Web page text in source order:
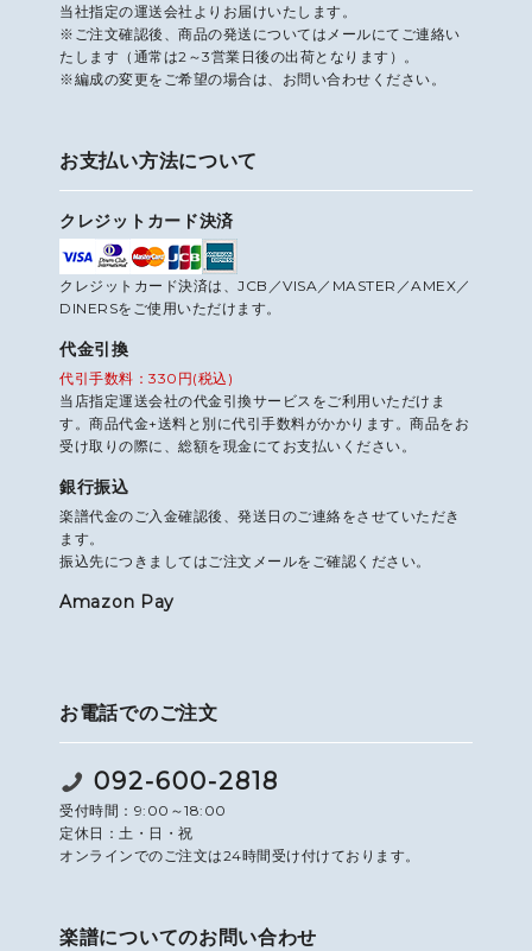
当社指定の運送会社よりお届けいたします。
※ご注文確認後、商品の発送についてはメールにてご連絡い
たします（通常は2～3営業日後の出荷となります）。
※編成の変更をご希望の場合は、お問い合わせください。
お支払い方法について
クレジットカード決済
クレジットカード決済は、JCB／VISA／MASTER／AMEX／
DINERSをご使用いただけます。
代金引換
代引手数料：330円(税込)
当店指定運送会社の代金引換サービスをご利用いただけま
す。商品代金+送料と別に代引手数料がかかります。商品をお
受け取りの際に、総額を現金にてお支払いください。
銀行振込
楽譜代金のご入金確認後、発送日のご連絡をさせていただき
ます。
振込先につきましてはご注文メールをご確認ください。
Amazon Pay
お電話でのご注文
092-600-2818
受付時間：9:00～18:00
定休日：土・日・祝
オンラインでのご注文は24時間受け付けております。
楽譜についてのお問い合わせ